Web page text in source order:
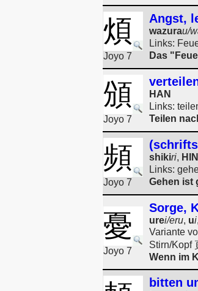
煩
Joyo 7
Angst,
wazurau/
Links:
Das
頒
Joyo 7
HAN
Links:
Teilen
頻
Joyo 7
shikiri, HIN
Links:
Gehen ist
憂
Joyo 7
Sorge,
urei/eru, ui,
Variante
Stirn/Kopf
Wenn im
bitten